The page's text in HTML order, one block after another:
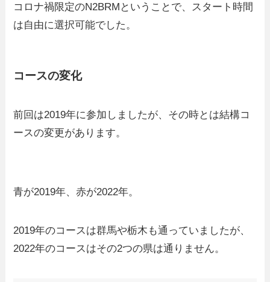
コロナ禍限定のN2BRMということで、スタート時間
は自由に選択可能でした。
コースの変化
前回は2019年に参加しましたが、その時とは結構コ
ースの変更があります。
青が2019年、赤が2022年。
2019年のコースは群馬や栃木も通っていましたが、
2022年のコースはその2つの県は通りません。